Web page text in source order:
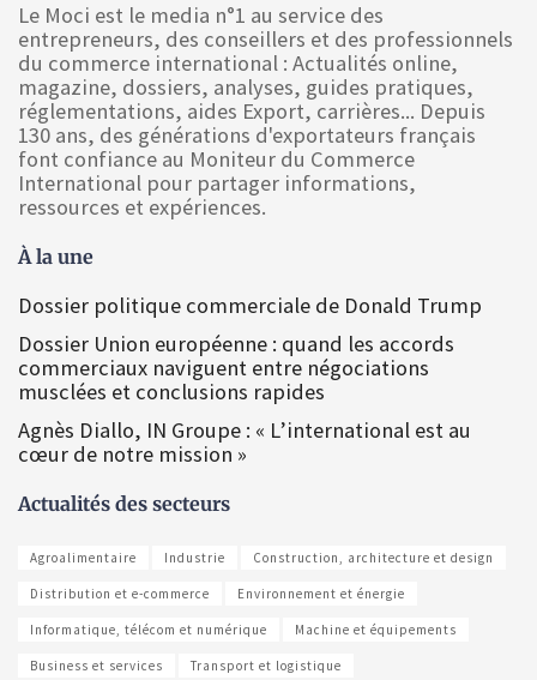
Le Moci est le media n°1 au service des
entrepreneurs, des conseillers et des professionnels
du commerce international : Actualités online,
magazine, dossiers, analyses, guides pratiques,
réglementations, aides Export, carrières... Depuis
130 ans, des générations d'exportateurs français
font confiance au Moniteur du Commerce
International pour partager informations,
ressources et expériences.
À la une
Dossier politique commerciale de Donald Trump
Dossier Union européenne : quand les accords
commerciaux naviguent entre négociations
musclées et conclusions rapides
Agnès Diallo, IN Groupe : « L’international est au
cœur de notre mission »
Actualités des secteurs
Agroalimentaire Industrie Construction, architecture et design
Distribution et e-commerce Environnement et énergie
Informatique, télécom et numérique Machine et équipements
Business et services Transport et logistique